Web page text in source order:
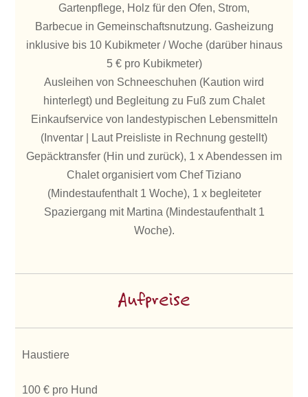
Gartenpflege, Holz für den Ofen, Strom,
Barbecue in Gemeinschaftsnutzung. Gasheizung
inklusive bis 10 Kubikmeter / Woche (darüber hinaus
5 € pro Kubikmeter)
Ausleihen von Schneeschuhen (Kaution wird
hinterlegt) und Begleitung zu Fuß zum Chalet
Einkaufservice von landestypischen Lebensmitteln
(Inventar | Laut Preisliste in Rechnung gestellt)
Gepäcktransfer (Hin und zurück), 1 x Abendessen im
Chalet organisiert vom Chef Tiziano
(Mindestaufenthalt 1 Woche), 1 x begleiteter
Spaziergang mit Martina (Mindestaufenthalt 1
Woche).
Aufpreise
Haustiere
100 € pro Hund